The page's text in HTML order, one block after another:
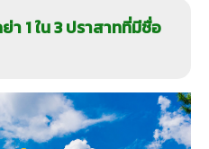
า 1 ใน 3 ปราสาทที่มีชื่อ